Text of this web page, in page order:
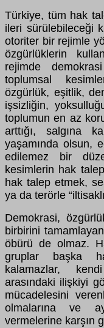
Türkiye, tüm hak
ileri sürülebileceği
otoriter bir rejimle
özgürlüklerin
rejimde
toplumsal
özgürlük, eşitlik,
işsizliğin,
toplumun en az
arttığı, salgına
yaşamında olsun,
edilemez bir
kesimlerin hak
hak talep etmek,
ya da terörle
Demokrasi,
birbirini
öbürü de olmaz.
gruplar başka
kalamazlar,
arasındaki ilişkiyi
mücadelesini
olmalarına ve
vermelerine karşın